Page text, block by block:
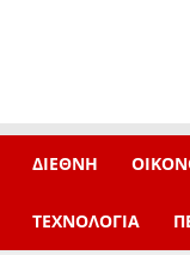
ΔΙΕΘΝΗ
ΤΕΧΝΟΛΟΓΙΑ